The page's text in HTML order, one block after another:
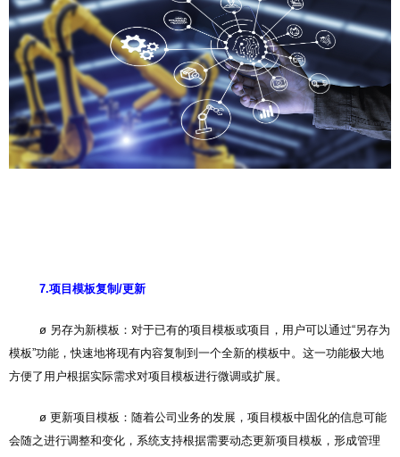
7.项目模板复制/更新
ø 另存为新模板：对于已有的项目模板或项目，用户可以通过“另存为
模板”功能，快速地将现有内容复制到一个全新的模板中。这一功能极大地
方便了用户根据实际需求对项目模板进行微调或扩展。
ø 更新项目模板：随着公司业务的发展，项目模板中固化的信息可能
会随之进行调整和变化，系统支持根据需要动态更新项目模板，形成管理